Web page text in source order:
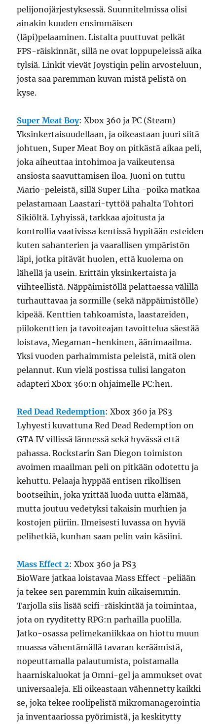
pelijonojärjestyksessä. Suunnitelmissa olisi
ainakin kuuden ensimmäisen
(läpi)pelaaminen. Listalta puuttuvat pelkät
FPS-räiskinnät, sillä ne ovat loppupeleissä aika
tylsiä. Linkit vievät Joystiqin pelin arvosteluun,
josta saa paremman kuvan mistä pelistä on
kyse.
Super Meat Boy: Xbox 360 ja PC (Steam)
Yksinkertaisuudellaan, ja oikeastaan juuri siitä
johtuen, Super Meat Boy on pitkästä aikaa peli,
joka aiheuttaa intohimoa ja vaikeutensa
ansiosta saavuttamisen iloa. Juoni on tuttu
Mario-peleistä, sillä Super Liha -poika matkaa
pelastamaan Laastari-tyttöä pahalta Tohtori
Sikiöltä. Lyhyissä, tarkkaa ajoitusta ja
kontrollia vaativissa kentissä hypitään esteiden
kuten sahanterien ja vaarallisen ympäristön
läpi, jotka pitävät huolen, että kuolema on
lähellä ja usein. Erittäin yksinkertaista ja
viihteellistä. Näppäimistöllä pelattaessa välillä
turhauttavaa ja sormille (sekä näppäimistölle)
kipeää. Kenttien tahkoamista, laastareiden,
piilokenttien ja tavoiteajan tavoittelua säestää
loistava, Megaman-henkinen, äänimaailma.
Yksi vuoden parhaimmista peleistä, mitä olen
pelannut. Kun vielä postissa tulisi langaton
adapteri Xbox 360:n ohjaimelle PC:hen.
Red Dead Redemption: Xbox 360 ja PS3
Lyhyesti kuvattuna Red Dead Redemption on
GTA IV villissä lännessä sekä hyvässä että
pahassa. Rockstarin San Diegon toimiston
avoimen maailman peli on pitkään odotettu ja
kehuttu. Pelaaja hyppää entisen rikollisen
bootseihin, joka yrittää luoda uutta elämää,
mutta joutuu vedetyksi takaisin murhien ja
kostojen piiriin. Ilmeisesti luvassa on hyviä
pelihetkiä, kunhan saan pelin vain käsiini.
Mass Effect 2: Xbox 360 ja PS3
BioWare jatkaa loistavaa Mass Effect -peliään
ja tekee sen paremmin kuin aikaisemmin.
Tarjolla siis lisää scifi-räiskintää ja toimintaa,
jota on ryyditetty RPG:n parhailla puolilla.
Jatko-osassa pelimekaniikkaa on hiottu muun
muassa vähentämällä tavaran keräämistä,
nopeuttamalla palautumista, poistamalla
haarniskaluokat ja Omni-gel ja ammukset ovat
universaaleja. Eli oikeastaan vähennetty kaikki
se, joka tekee roolipelistä mikromanagerointia
ja inventaariossa pyörimistä, ja keskitytty